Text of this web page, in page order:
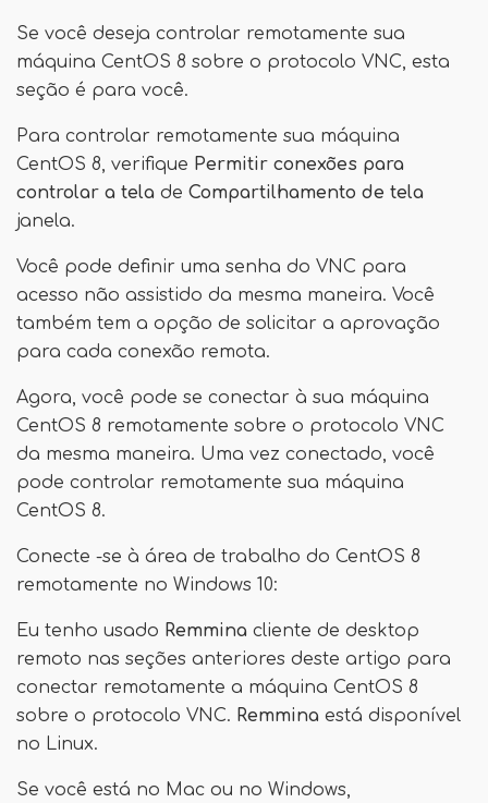
Se você deseja controlar remotamente sua
máquina CentOS 8 sobre o protocolo VNC, esta
seção é para você.
Para controlar remotamente sua máquina
CentOS 8, verifique Permitir conexões para
controlar a tela de Compartilhamento de tela
janela.
Você pode definir uma senha do VNC para
acesso não assistido da mesma maneira. Você
também tem a opção de solicitar a aprovação
para cada conexão remota.
Agora, você pode se conectar à sua máquina
CentOS 8 remotamente sobre o protocolo VNC
da mesma maneira. Uma vez conectado, você
pode controlar remotamente sua máquina
CentOS 8.
Conecte -se à área de trabalho do CentOS 8
remotamente no Windows 10:
Eu tenho usado Remmina cliente de desktop
remoto nas seções anteriores deste artigo para
conectar remotamente a máquina CentOS 8
sobre o protocolo VNC. Remmina está disponível
no Linux.
Se você está no Mac ou no Windows,